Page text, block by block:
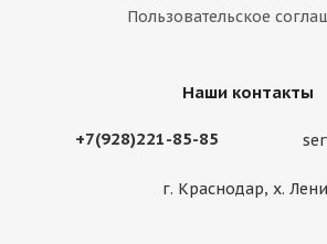
Пользовательское
Наши контакты
+7(928)221-85-85
г. Краснодар, х.